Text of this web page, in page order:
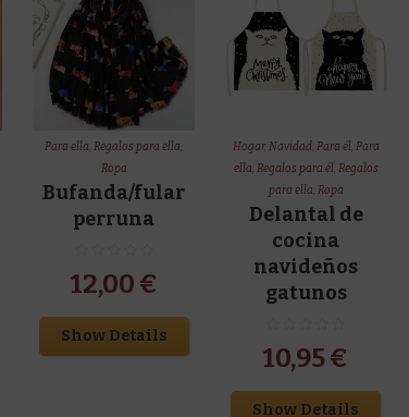
Para ella,Regalos para ella,
Ropa
Bufanda/fular
perruna
12,00 €
Show Details
Hogar, Navidad, Para él, Para
ella, Regalos para él, Regalos
para ella, Ropa
Delantal de
cocina
navideños
gatunos
10,95€
Show Details